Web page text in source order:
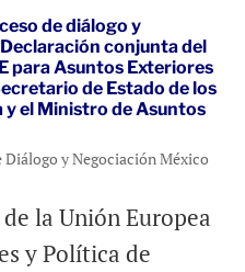
de diálogo y
conjunta del
para Asuntos Exteriores
de Estado de los
y el Ministro de Asuntos
Diálogo y Negociación México
la Unión Europea
y Política de